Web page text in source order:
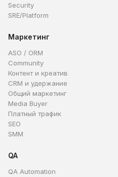
Security
SRE/Platform
Маркетинг
ASO / ORM
Community
Контент и креатив
CRM и удержание
Общий маркетинг
Media Buyer
Платный трафик
SEO
SMM
QA
QA Automation